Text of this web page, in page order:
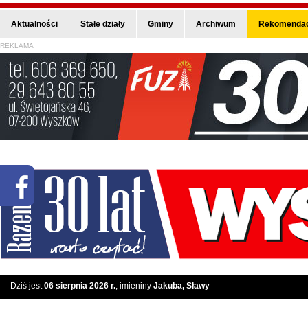
Aktualności Stałe działy Gminy Archiwum
REKLAMA
Dziś jest06 sierpnia 2026 r., imieniny Jakuba, Sławy